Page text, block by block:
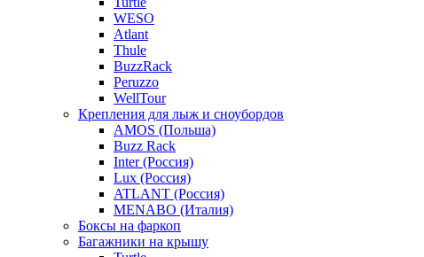
WESO
Atlant
Thule
BuzzRack
Peruzzo
WellTour
Крепления для лыж и сноубордов
AMOS (Польша)
Buzz Rack
Inter (Россия)
Lux (Россия)
ATLANT (Россия)
MENABO (Италия)
Боксы на фаркоп
Багажники на крышу